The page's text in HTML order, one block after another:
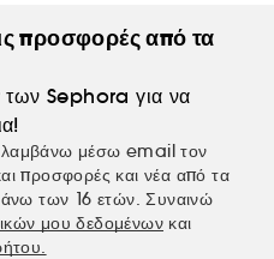
προσφορές από τα
των Sephora για να
μέσω email τον
προσφορές και νέα από τα
των 16 ετών. Συναινώ
μου δεδομένων και